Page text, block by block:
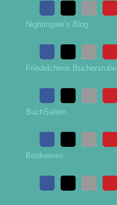
Nightingale’s Blog
Friedelchens Bücherstube
BuchSaiten
Bookwives